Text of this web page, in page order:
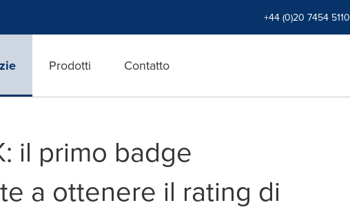
+44 (0)20 7454 5110
Prodotti Contatto
il primo badge
a ottenere il rating di